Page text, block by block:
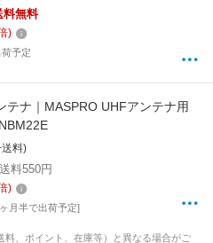
料無料
)
予定
テナ｜MASPRO UHFアンテナ用
料)
料550円
)
月半で出荷予定]
、ポイント、在庫等）と異なる場合がご